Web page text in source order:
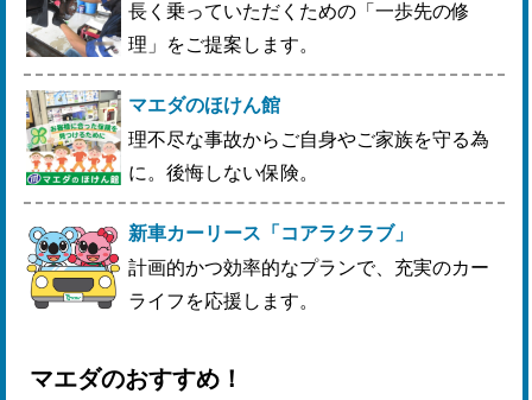
長く乗っていただくための「一歩先の修
理」をご提案します。
マエダのほけん館
理不尽な事故からご自身やご家族を守る為
に。後悔しない保険。
新車カーリース「コアラクラブ」
計画的かつ効率的なプランで、充実のカー
ライフを応援します。
マエダのおすすめ！